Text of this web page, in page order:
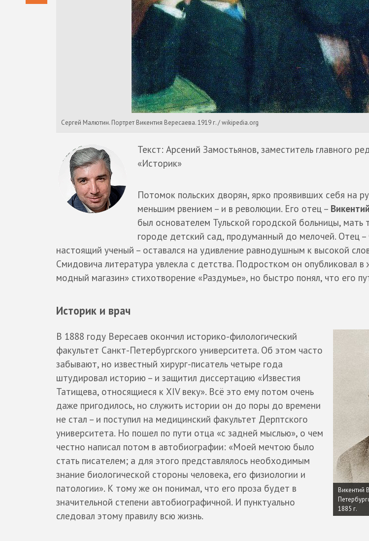
Сергей Малютин. Портрет Викентия Вересаева. 1919 г. / wikipedia.org
Текст: Арсений Замостьянов, заместитель главного
«Историк»
Потомок польских дворян, ярко проявивших себя на
меньшим рвением – и в революции. Его отец –
был основателем Тульской городской больницы,
городе детский сад, продуманный до мелочей. Отец –
настоящий ученый – оставался на удивление равнодушным к высокой
Смидовича литература увлекла с детства. Подростком он опубликовал
модный магазин» стихотворение «Раздумье», но быстро понял, что его
Историк и врач
Викентий
1885 г.
В 1888 году Вересаев окончил историко-филологический
факультет Санкт-Петербургского университета. Об этом часто
забывают, но известный хирург-писатель четыре года
штудировал историю – и защитил диссертацию «Известия
Татищева, относящиеся к XIV веку». Всё это ему потом очень
даже пригодилось, но служить истории он до поры до времени
не стал – и поступил на медицинский факультет Дерптского
университета. Но пошел по пути отца «с задней мыслью», о чем
честно написал потом в автобиографии: «Моей мечтою было
стать писателем; а для этого представлялось необходимым
знание биологической стороны человека, его физиологии и
патологии». К тому же он понимал, что его проза будет в
значительной степени автобиографичной. И пунктуально
следовал этому правилу всю жизнь.